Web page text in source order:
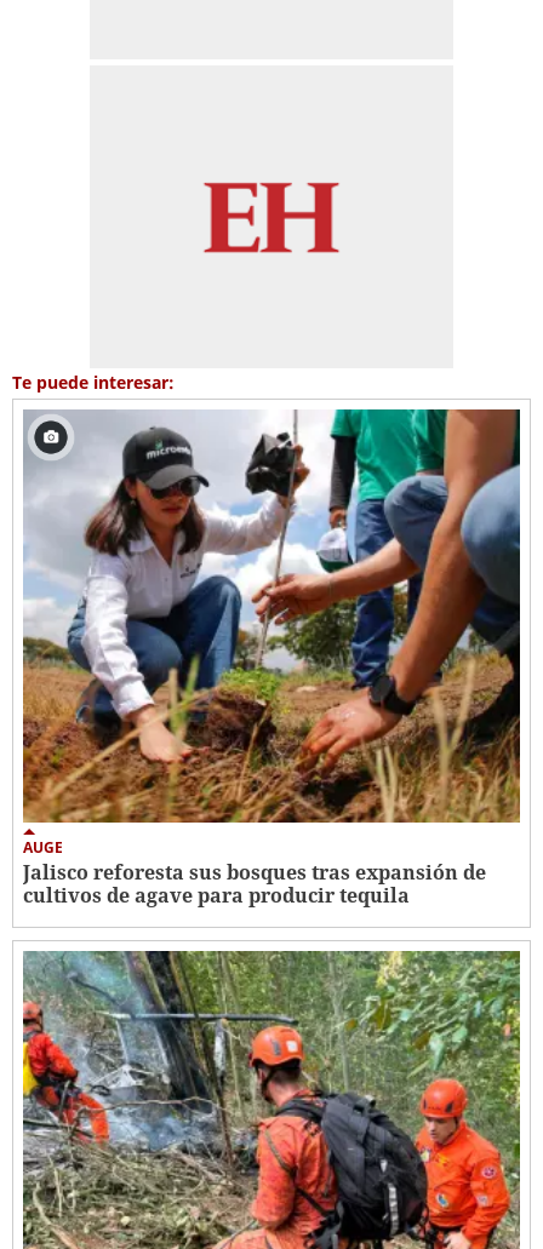
Te puede interesar:
AUGE
Jalisco reforesta sus bosques tras expansión de
cultivos de agave para producir tequila